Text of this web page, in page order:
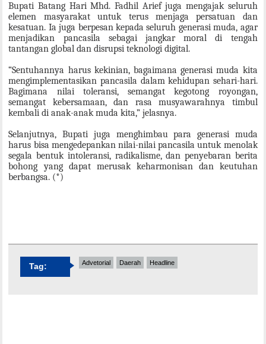
Bupati Batang Hari Mhd. Fadhil Arief juga mengajak seluruh
elemen masyarakat untuk terus menjaga persatuan dan
kesatuan. Ia juga berpesan kepada seluruh generasi muda, agar
menjadikan pancasila sebagai jangkar moral di tengah
tantangan global dan disrupsi teknologi digital.
“Sentuhannya harus kekinian, bagaimana generasi muda kita
mengimplementasikan pancasila dalam kehidupan sehari-hari.
Bagimana nilai toleransi, semangat kegotong royongan,
semangat kebersamaan, dan rasa musyawarahnya timbul
kembali di anak-anak muda kita,” jelasnya.
Selanjutnya, Bupati juga menghimbau para generasi muda
harus bisa mengedepankan nilai-nilai pancasila untuk menolak
segala bentuk intoleransi,radikalisme,dan penyebaran berita
bohong yang dapat merusak keharmonisan dan keutuhan
berbangsa. (*)
Tag: Advetorial Daerah Headline